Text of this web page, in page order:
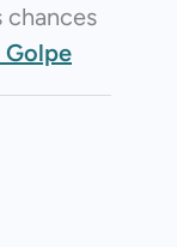
chances
Golpe